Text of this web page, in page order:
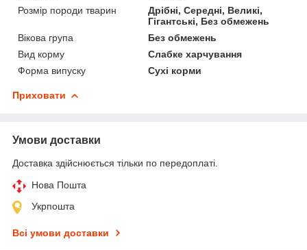
Розмір породи тварин
Дрібні, Середні, Великі,
Гігантські, Без обмежень
Вікова група
Без обмежень
Вид корму
Слабке харчування
Форма випуску
Сухі корми
Приховати
Умови доставки
Доставка здійснюється тільки по передоплаті.
Нова Пошта
Укрпошта
Всі умови доставки